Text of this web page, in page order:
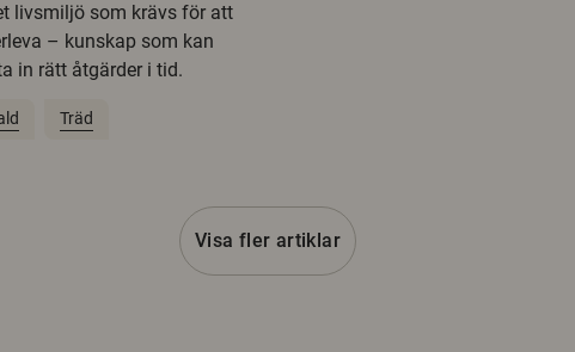
livsmiljö som krävs för att
– kunskap som kan
in rätt åtgärder i tid.
Träd
Visa fler artiklar